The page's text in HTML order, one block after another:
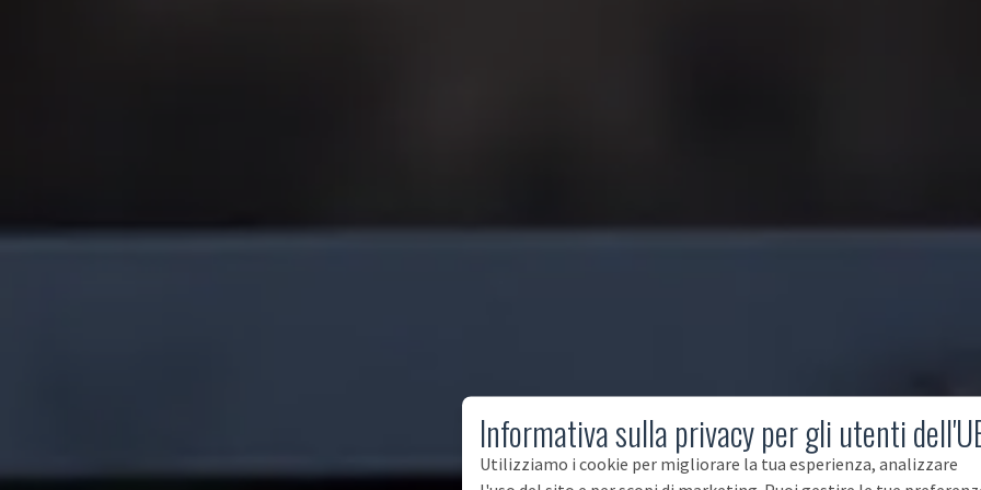
Informativa sulla privacy per gli utenti
Utilizziamo i cookie per migliorare la tua esperienza, analizzare